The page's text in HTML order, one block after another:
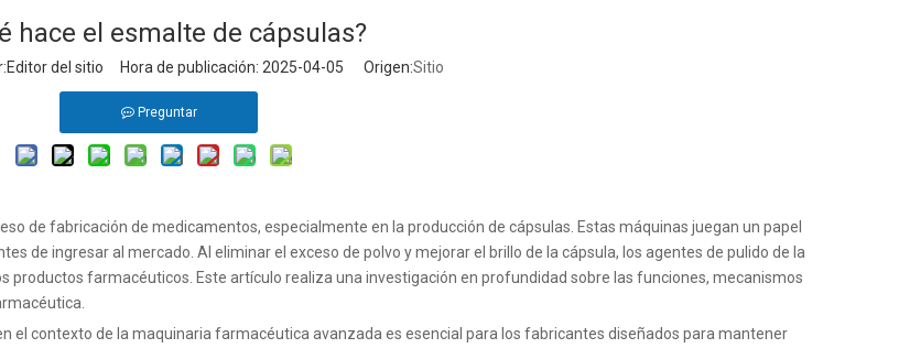
hace el esmalte de cápsulas?
del sitio Hora de publicación: 2025-04-05 Origen:Sitio
Preguntar
de fabricación de medicamentos, especialmente en la producción de cápsulas. Estas máquinas juegan un papel
de ingresar al mercado. Al eliminar el exceso de polvo y mejorar el brillo de la cápsula, los agentes de pulido de la
productos farmacéuticos. Este artículo realiza una investigación en profundidad sobre las funciones, mecanismos
el contexto de la maquinaria farmacéutica avanzada es esencial para los fabricantes diseñados para mantener